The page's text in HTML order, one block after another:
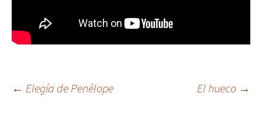
Navegación
← Elegía de Penélope El hueco →